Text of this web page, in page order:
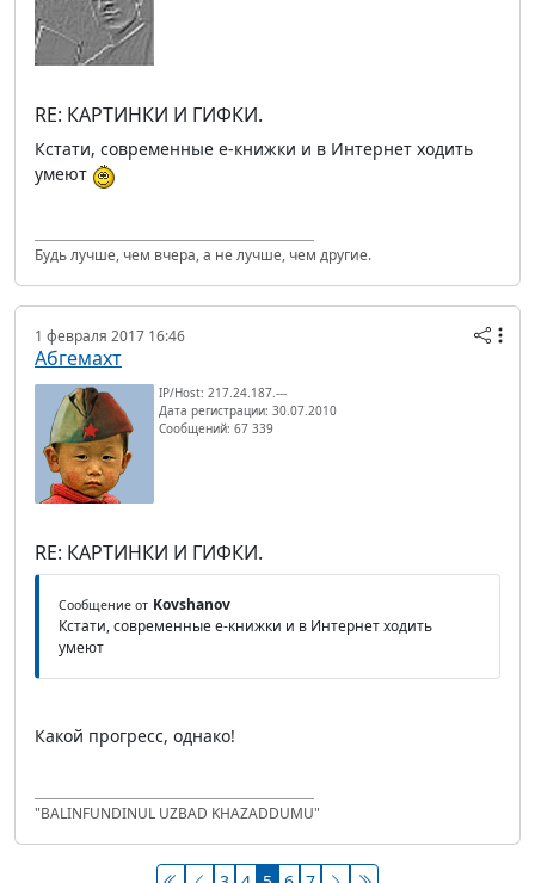
RE: КАРТИНКИ И ГИФКИ.
Кстати, современные е-книжки и в Интернет ходить
умеют
Будь лучше, чем вчера, а не лучше, чем другие.
1 февраля 2017 16:46
Абгемахт
IP/Host: 217.24.187.---
Дата регистрации: 30.07.2010
Сообщений: 67 339
RE: КАРТИНКИ И ГИФКИ.
Сообщение от Kovshanov
Кстати, современные е-книжки и в Интернет ходить
умеют
Какой прогресс, однако!
"BALINFUNDINUL UZBAD KHAZADDUMU"